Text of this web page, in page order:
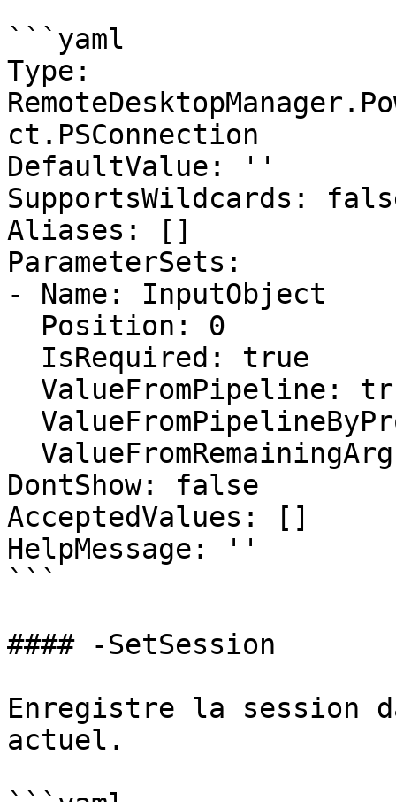
```yaml
Type:
ct.PSConnection
DefaultValue: ''
SupportsWildcards:
Aliases: []
ParameterSets:
- Name: InputObject
DontShow: false
AcceptedValues: []
HelpMessage: ''
```
#### -SetSession
Enregistre la session
actuel.